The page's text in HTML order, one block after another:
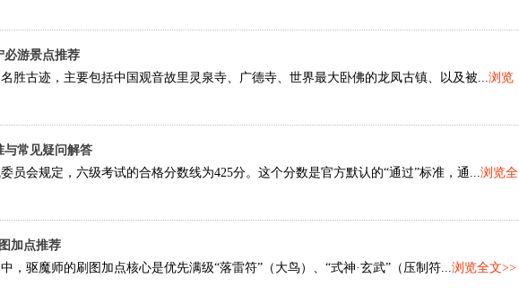
必游景点推荐
胜古迹，主要包括中国观音故里灵泉寺、广德寺、世界最大卧佛的龙凤古镇、以及被...浏览
与常见疑问解答
员会规定，六级考试的合格分数线为425分。这个分数是官方默认的“通过”标准，通...浏览全
加点推荐
，驱魔师的刷图加点核心是优先满级“落雷符”（大鸟）、“式神·玄武”（压制符...浏览全文>>